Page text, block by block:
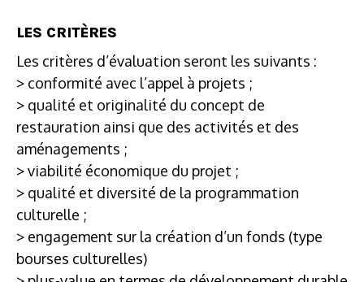
LES CRITÈRES
Les critères d’évaluation seront les suivants :
> conformité avec l’appel à projets ;
> qualité et originalité du concept de
restauration ainsi que des activités et des
aménagements ;
> viabilité économique du projet ;
> qualité et diversité de la programmation
culturelle ;
> engagement sur la création d’un fonds (type
bourses culturelles)